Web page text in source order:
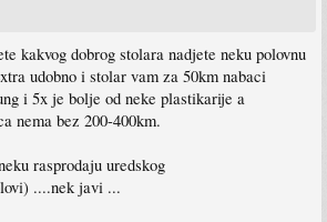
kakvog dobrog stolara nadjete neku polovnu
udobno i stolar vam za 50km nabaci
i 5x je bolje od neke plastikarije a
nema bez 200-400km.
rasprodaju uredskog
....nek javi ...